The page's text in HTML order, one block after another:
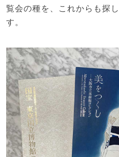
覧会の種を、これからも探
す。